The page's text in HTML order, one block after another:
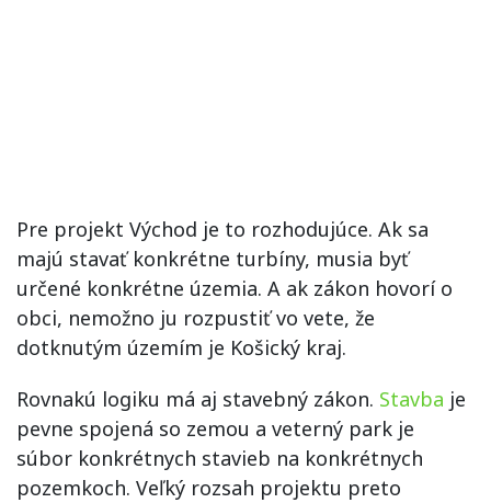
Pre projekt Východ je to rozhodujúce. Ak sa
majú stavať konkrétne turbíny, musia byť
určené konkrétne územia. A ak zákon hovorí o
obci, nemožno ju rozpustiť vo vete, že
dotknutým územím je Košický kraj.
Rovnakú logiku má aj stavebný zákon. Stavba je
pevne spojená so zemou a veterný park je
súbor konkrétnych stavieb na konkrétnych
pozemkoch. Veľký rozsah projektu preto